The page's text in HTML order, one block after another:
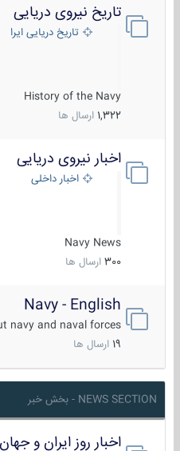
تاریخ نیروی دریایی
تاریخ دریایی ایران
History of the Navy
1,322 ارسال ها
اخبار نیروی دریایی
اخبار داخلی
Navy News
300 ارسال ها
Navy - English
navy and naval forces!
ارسال ها
NEWS SECTION - بخش خبر
اخبار روز ایران و جهان